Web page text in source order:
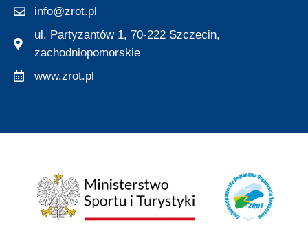
info@zrot.pl
ul. Partyzantów 1, 70-222 Szczecin,
zachodniopomorskie
www.zrot.pl